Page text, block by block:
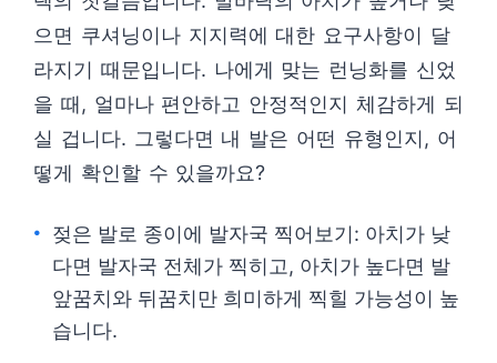
으면 쿠셔닝이나 지지력에 대한 요구사항이 달
라지기 때문입니다. 나에게 맞는 런닝화를 신었
을 때, 얼마나 편안하고 안정적인지 체감하게 되
실 겁니다. 그렇다면 내 발은 어떤 유형인지, 어
떻게 확인할 수 있을까요?
젖은 발로 종이에 발자국 찍어보기: 아치가 낮
다면 발자국 전체가 찍히고, 아치가 높다면 발
앞꿈치와 뒤꿈치만 희미하게 찍힐 가능성이 높
습니다.